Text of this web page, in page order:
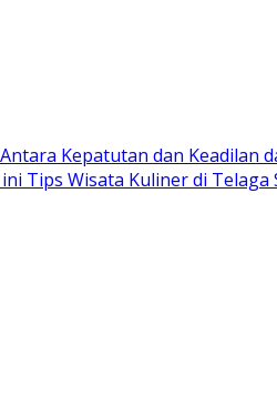
Kepatutan dan Keadilan
Tips Wisata Kuliner di Telaga